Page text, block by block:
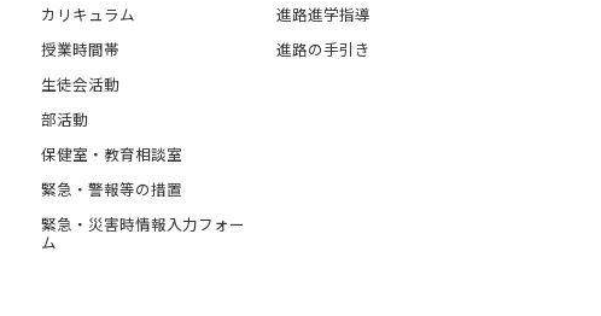
カリキュラム
授業時間帯
生徒会活動
部活動
保健室・教育相談室
緊急・警報等の措置
緊急・災害時情報入力フォー
ム
進路進学指導
進路の手引き